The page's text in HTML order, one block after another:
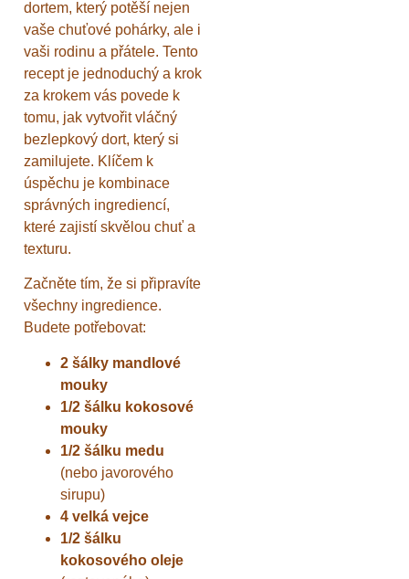
dortem, který potěší nejen
vaše chuťové pohárky, ale i
vaši rodinu a přátele. Tento
recept je jednoduchý a krok
za krokem vás povede k
tomu, jak vytvořit vláčný
bezlepkový dort, který si
zamilujete. Klíčem k
úspěchu je kombinace
správných ingrediencí,
které zajistí skvělou chuť a
texturu.
Začněte tím, že si připravíte
všechny ingredience.
Budete potřebovat:
2 šálky mandlové
mouky
1/2 šálku kokosové
mouky
1/2 šálku medu
(nebo javorového
sirupu)
4 velká vejce
1/2 šálku
kokosového oleje